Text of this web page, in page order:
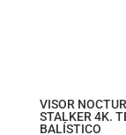
VISOR
STALKER 4K.
BALÍSTICO